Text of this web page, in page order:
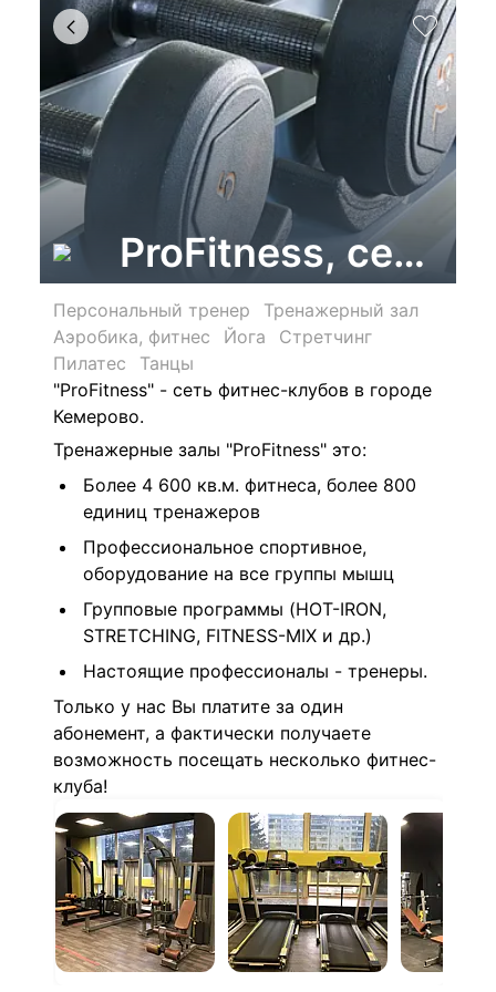
ProFitness, сеть
Персональный тренер
Тренажерный зал
Аэробика, фитнес
Йога
Стретчинг
Пилатес
Танцы
"ProFitness" - сеть фитнес-клубов в городе
Кемерово.
Тренажерные залы "ProFitness" это:
Более 4 600 кв.м. фитнеса, более 800
единиц тренажеров
Профессиональное спортивное,
оборудование на все группы мышц
Групповые программы (HOT-IRON,
STRETCHING, FITNESS-MIX и др.)
Настоящие профессионалы - тренеры.
Только у нас Вы платите за один
абонемент, а фактически получаете
возможность посещать несколько фитнес-
клуба!